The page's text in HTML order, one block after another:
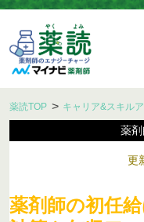
薬読TOP キャリア&スキル
薬
更
薬剤師の初任